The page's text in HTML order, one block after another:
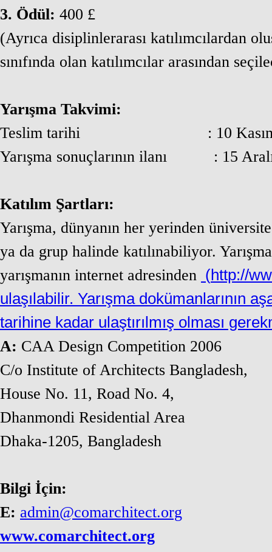
3. Ödül: 400 £
(Ayrıca disiplinlerarası katılımcılardan
sınıfında olan katılımcılar arasından
Yarışma Takvimi:
Teslim tarihi
: 10
Yarışma sonuçlarının ilanı
: 15
Katılım Şartları:
Yarışma, dünyanın her yerinden
ya da grup halinde katılınabiliyor.
yarışmanın internet adresinden (http://
ulaşılabilir. Yarışma dokümanlarının
tarihine kadar ulaştırılmış olması
A: CAA Design Competition 2006
C/o Institute of Architects Bangladesh,
House No. 11, Road No. 4,
Dhanmondi Residential Area
Dhaka-1205, Bangladesh
Bilgi İçin:
E: admin@comarchitect.org
www.comarchitect.org